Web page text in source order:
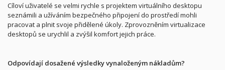
Cíloví uživatelé se velmi rychle s projektem virtuálního desktopu
seznámili a užíváním bezpečného připojení do prostředí mohli
pracovat a plnit svoje přidělené úkoly. Zprovozněním virtualizace
desktopů se urychlil a zvýšil komfort jejich práce.
Odpovídají dosažené výsledky vynaloženým nákladům?